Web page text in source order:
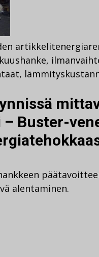
artikkelit
,
,
Buster-
alentaminen.